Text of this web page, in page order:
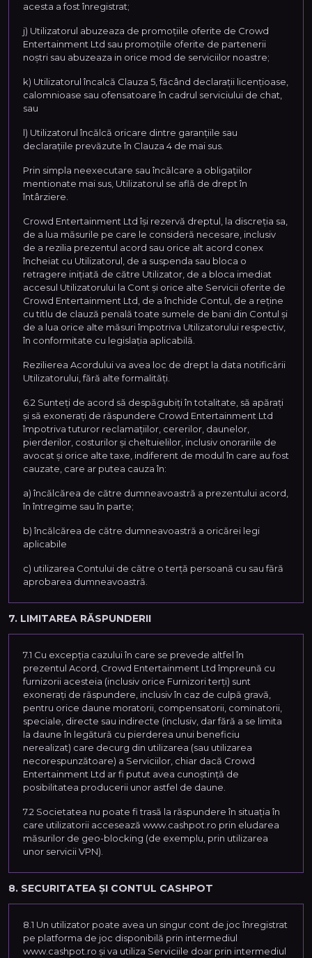
acesta a fost înregistrat;
j) Utilizatorul abuzeaza de promoţiile oferite de Crowd
Entertainment Ltd sau promoţiile oferite de partenerii
noştri sau abuzeaza in orice mod de serviciilor noastre;
k) Utilizatorul încalcă Clauza 5, făcând declarații licențioase,
calomnioase sau ofensatoare în cadrul serviciului de chat,
sau
l) Utilizatorul încălcă oricare dintre garanțiile sau
declarațiile prevăzute în Clauza 4 de mai sus.
Prin simpla neexecutare sau încălcare a obligațiilor
mentionate mai sus, Utilizatorul se află de drept în
întârziere.
Crowd Entertainment Ltd își rezervă dreptul, la discreția sa,
de a lua măsurile pe care le consideră necesare, inclusiv
de a rezilia prezentul acord sau orice alt acord conex
încheiat cu Utilizatorul, de a suspenda sau bloca o
retragere inițiată de către Utilizator, de a bloca imediat
accesul Utilizatorului la Cont și orice alte Servicii oferite de
Crowd Entertainment Ltd, de a închide Contul, de a reține
cu titlu de clauză penală toate sumele de bani din Contul și
de a lua orice alte măsuri împotriva Utilizatorului respectiv,
în conformitate cu legislația aplicabilă.
Rezilierea Acordului va avea loc de drept la data notificării
Utilizatorului, fără alte formalități.
6.2 Sunteți de acord să despăgubiți în totalitate, să apărați
și să exonerați de răspundere Crowd Entertainment Ltd
împotriva tuturor reclamațiilor, cererilor, daunelor,
pierderilor, costurilor și cheltuielilor, inclusiv onorariile de
avocat și orice alte taxe, indiferent de modul în care au fost
cauzate, care ar putea cauza în:
a) încălcărea de către dumneavoastră a prezentului acord,
în întregime sau în parte;
b) încălcărea de către dumneavoastră a oricărei legi
aplicabile
c) utilizarea Contului de către o terță persoană cu sau fără
aprobarea dumneavoastră.
7. LIMITAREA RĂSPUNDERII
7.1 Cu excepția cazului în care se prevede altfel în
prezentul Acord, Crowd Entertainment Ltd împreună cu
furnizorii acesteia (inclusiv orice Furnizori terți) sunt
exonerați de răspundere, inclusiv în caz de culpă gravă,
pentru orice daune moratorii, compensatorii, cominatorii,
speciale, directe sau indirecte (inclusiv, dar fără a se limita
la daune în legătură cu pierderea unui beneficiu
nerealizat) care decurg din utilizarea (sau utilizarea
necorespunzătoare) a Serviciilor, chiar dacă Crowd
Entertainment Ltd ar fi putut avea cunoștință de
posibilitatea producerii unor astfel de daune.
7.2 Societatea nu poate fi trasă la răspundere în situația în
care utilizatorii accesează www.cashpot.ro prin eludarea
măsurilor de geo-blocking (de exemplu, prin utilizarea
unor servicii VPN).
8. SECURITATEA ȘI CONTUL CASHPOT
8.1 Un utilizator poate avea un singur cont de joc înregistrat
pe platforma de joc disponibilă prin intermediul
www.cashpot.ro și va utiliza Serviciile doar prin intermediul